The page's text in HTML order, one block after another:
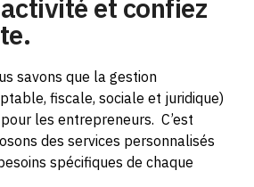
et confiez
savons que la gestion
fiscale, sociale et juridique)
les entrepreneurs. C’est
des services personnalisés
spécifiques de chaque